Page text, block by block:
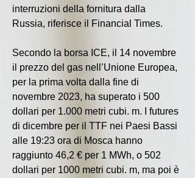
interruzioni della fornitura dalla
Russia, riferisce il Financial Times.
Secondo la borsa ICE, il 14 novembre
il prezzo del gas nell’Unione Europea,
per la prima volta dalla fine di
novembre 2023, ha superato i 500
dollari per 1.000 metri cubi. m. I futures
di dicembre per il TTF nei Paesi Bassi
alle 19:23 ora di Mosca hanno
raggiunto 46,2 € per 1 MWh, o 502
dollari per 1000 metri cubi. m, ma poi è